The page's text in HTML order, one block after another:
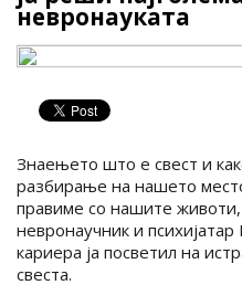
невронауката
Знаењето што е свест и
разбирање на нашето
правиме со нашите животи,
невронаучник и психијатар
кариера ја посветил на
свеста.